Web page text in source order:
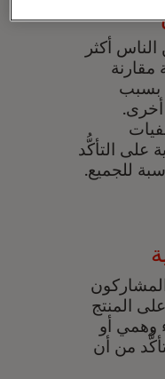
أكثر
مقارنة
بسبب
أخرى.
على التأكُّد
للجميع.
المنتج
وهمي أو
من أن